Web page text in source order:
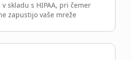
skladu s HIPAA, pri čemer
zapustijo vaše mreže